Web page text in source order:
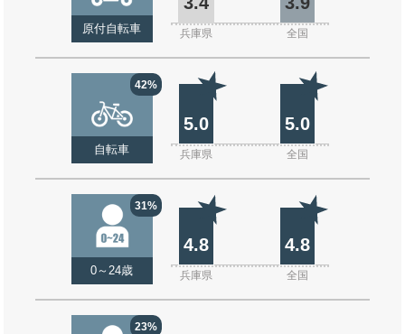
原付自転車 兵庫県 全国
42%
自転車
5.0 5.0
兵庫県 全国
31%
0～24歳
4.8 4.8
兵庫県 全国
23%